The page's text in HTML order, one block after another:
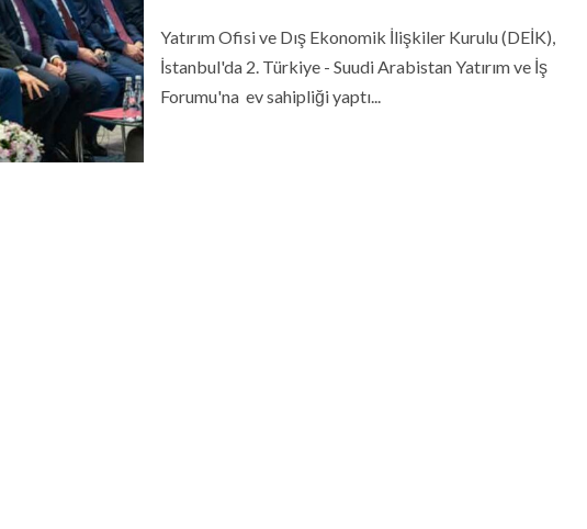
Yatırım Ofisi ve Dış Ekonomik İlişkiler Kurulu (DEİK),
İstanbul'da 2. Türkiye - Suudi Arabistan Yatırım ve İş
Forumu'na ev sahipliği yaptı...